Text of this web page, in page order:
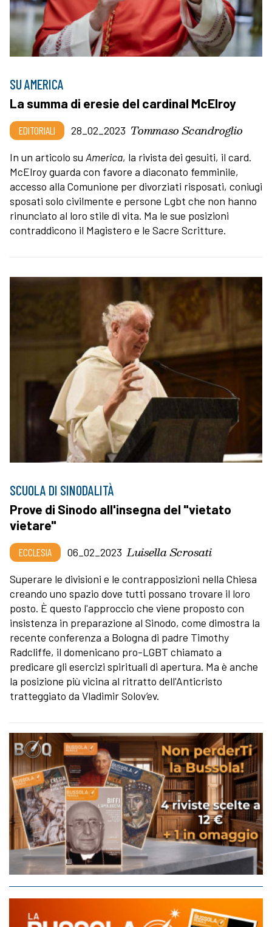
SU AMERICA
La summa di eresie del cardinal McElroy
EDITORIALI 28_02_2023 Tommaso Scandroglio
In un articolo su America, la rivista dei gesuiti, il card.
McElroy guarda con favore a diaconato femminile,
accesso alla Comunione per divorziati risposati, coniugi
sposati solo civilmente e persone Lgbt che non hanno
rinunciato al loro stile di vita. Ma le sue posizioni
contraddicono il Magistero e le Sacre Scritture.
SCUOLA DI SINODALITÀ
Prove di Sinodo all'insegna del "vietato
vietare"
ECCLESIA 06_02_2023 Luisella Scrosati
Superare le divisioni e le contrapposizioni nella Chiesa
creando uno spazio dove tutti possano trovare il loro
posto. È questo l'approccio che viene proposto con
insistenza in preparazione al Sinodo, come dimostra la
recente conferenza a Bologna di padre Timothy
Radcliffe, il domenicano pro-LGBT chiamato a
predicare gli esercizi spirituali di apertura. Ma è anche
la posizione più vicina al ritratto dell'Anticristo
tratteggiato da Vladimir Solov’ev.